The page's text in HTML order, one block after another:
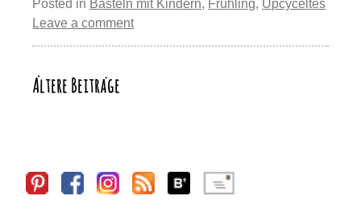
st
o
o
p
m
y
Li
n
n
Posted in Basteln mit Kindern, Frühling, Upcyceltes
Leave a comment
Beitragsnavigation
Ältere Beiträge
Sidebar